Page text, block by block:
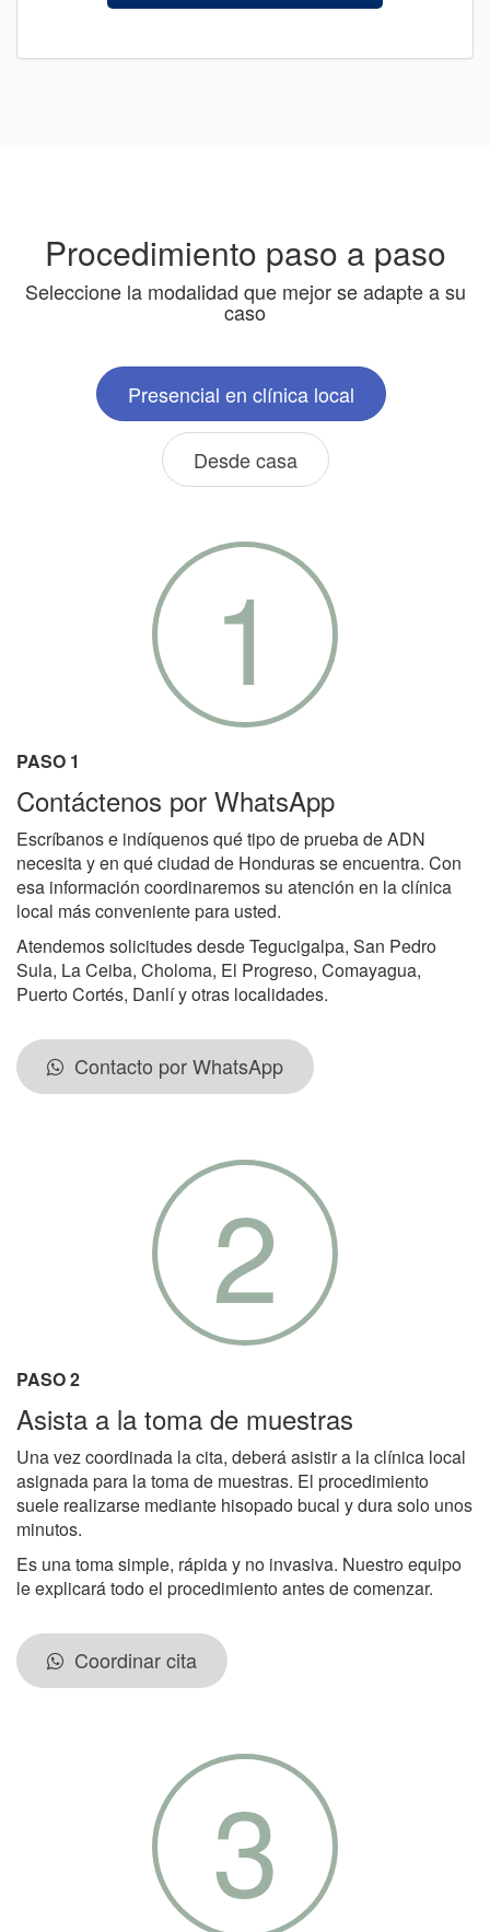
Procedimiento paso a paso
Seleccione la modalidad que mejor se adapte a su
caso
Presencial en clínica local
Desde casa
1
PASO 1
Contáctenos por WhatsApp
Escríbanos e indíquenos qué tipo de prueba de ADN
necesita y en qué ciudad de Honduras se encuentra. Con
esa información coordinaremos su atención en la clínica
local más conveniente para usted.
Atendemos solicitudes desde Tegucigalpa, San Pedro
Sula, La Ceiba, Choloma, El Progreso, Comayagua,
Puerto Cortés, Danlí y otras localidades.
Contacto por WhatsApp
2
PASO 2
Asista a la toma de muestras
Una vez coordinada la cita, deberá asistir a la clínica local
asignada para la toma de muestras. El procedimiento
suele realizarse mediante hisopado bucal y dura solo unos
minutos.
Es una toma simple, rápida y no invasiva. Nuestro equipo
le explicará todo el procedimiento antes de comenzar.
Coordinar cita
3